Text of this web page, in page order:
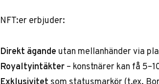
NFT:er erbjuder:
Direkt ägande utan mellanhänder via
Royaltyintäkter– konstnärer kan få
Exklusivitet som statusmarkör (t.ex.